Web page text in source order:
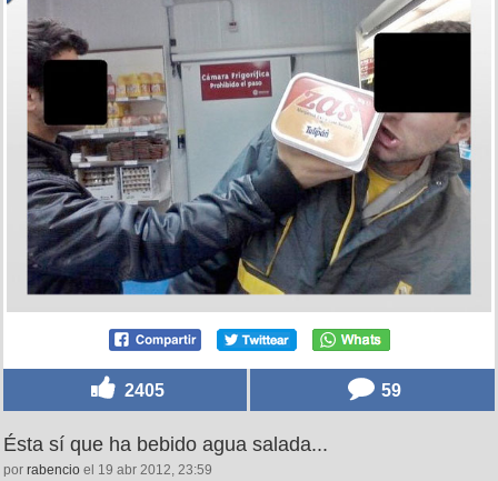
2405 59
Ésta sí que ha bebido agua salada...
por rabencio el 19 abr 2012, 23:59